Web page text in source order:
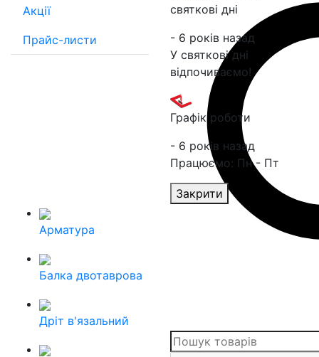
Акції
Прайс-листи
святкові дні
- 6 років назад
У святкові дні
відпочиваємо!
Графік роботи
- 6 років назад
Працюємо: Пн - Пт
Закрити
Арматура
Балка двотаврова
Дріт в'язальний